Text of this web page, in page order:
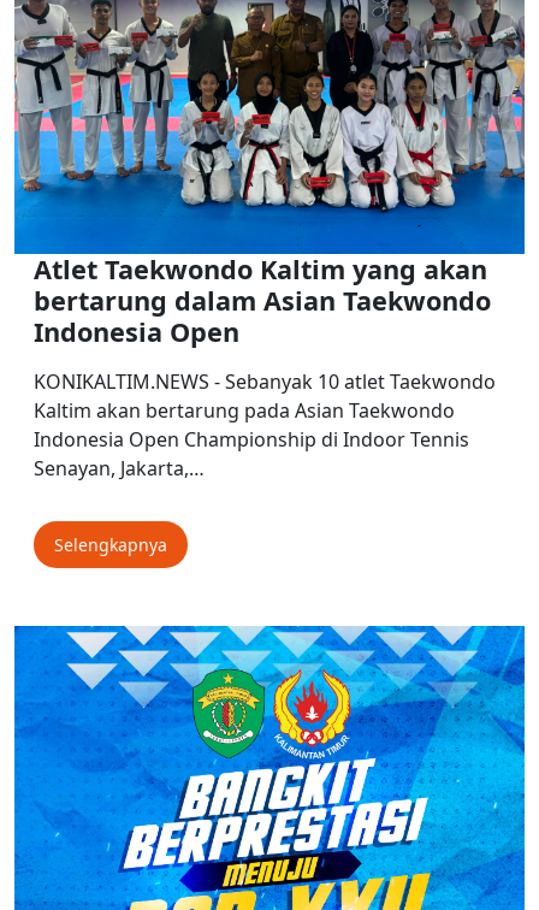
Atlet Taekwondo Kaltim yang akan
bertarung dalam Asian Taekwondo
Indonesia Open
KONIKALTIM.NEWS - Sebanyak 10 atlet Taekwondo
Kaltim akan bertarung pada Asian Taekwondo
Indonesia Open Championship di Indoor Tennis
Senayan, Jakarta,…
Selengkapnya